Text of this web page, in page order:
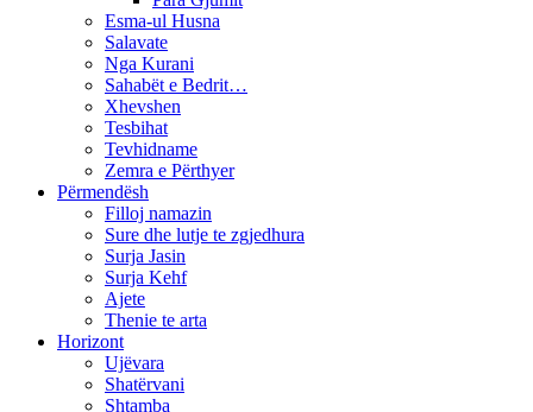
Esma-ul Husna
Salavate
Nga Kurani
Sahabët e Bedrit…
Xhevshen
Tesbihat
Tevhidname
Zemra e Përthyer
Përmendësh
Filloj namazin
Sure dhe lutje te zgjedhura
Surja Jasin
Surja Kehf
Ajete
Thenie te arta
Horizont
Ujëvara
Shatërvani
Shtamba